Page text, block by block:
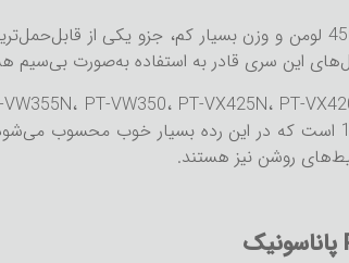
با روشنایی 4000 تا 4500 لومن و وزن بسیار کم، جزو
روشن نیز هستند.